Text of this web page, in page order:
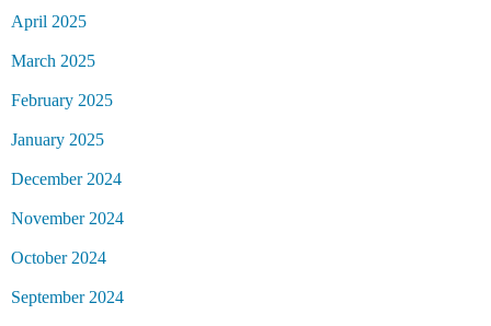
April 2025
March 2025
February 2025
January 2025
December 2024
November 2024
October 2024
September 2024